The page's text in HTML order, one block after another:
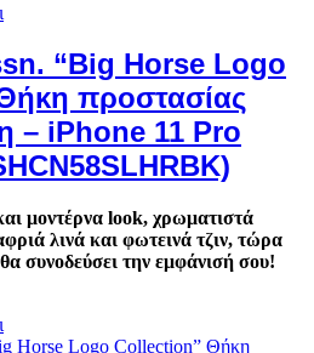
“Big Horse Logo
προστασίας
– iPhone 11 Pro
μοντέρνα look, χρωματιστά
λινά και φωτεινά τζιν, τώρα
συνοδεύσει την εμφάνισή σου!